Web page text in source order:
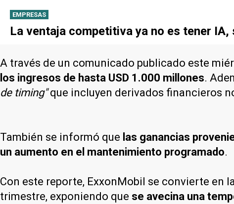
EMPRESAS
La ventaja competitiva ya no es tener
A través de un comunicado publicado este
los ingresos de hasta USD 1.000 millones.
de timing"que incluyen derivados financieros
También se informó que las ganancias
un aumento en el mantenimiento programado.
Con este reporte, ExxonMobil se convierte en
trimestre, exponiendo que se avecina una